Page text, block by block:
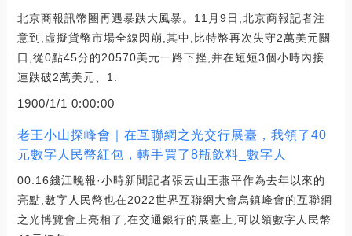
北京商報訊幣圈再遇暴跌大風暴。11月9日,北京商報記者注
意到,虛擬貨幣市場全線閃崩,其中,比特幣再次失守2萬美元關
口,從0點45分的20570美元一路下挫,并在短短3個小時內接
連跌破2萬美元、1.
1900/1/1 0:00:00
老王小山探峰會｜在互聯網之光交行展臺，我領了40
元數字人民幣紅包，轉手買了8瓶飲料_數字人
00:16錢江晚報·小時新聞記者張云山王燕平作為去年以來的
亮點,數字人民幣也在2022世界互聯網大會烏鎮峰會的互聯網
之光博覽會上亮相了,在交通銀行的展臺上,可以領數字人民幣